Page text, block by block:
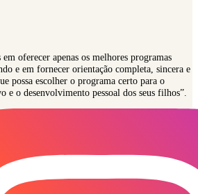
em oferecer apenas os melhores programas
e em fornecer orientação completa, sincera e
possa escolher o programa certo para o
e o desenvolvimento pessoal dos seus filhos”.